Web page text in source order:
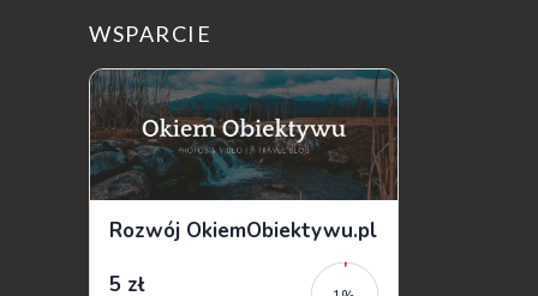
Centrum Kultury i Sztuki " Od Nowa ", który
na długo zostanie w mojej pamięci...
WSPARCIE